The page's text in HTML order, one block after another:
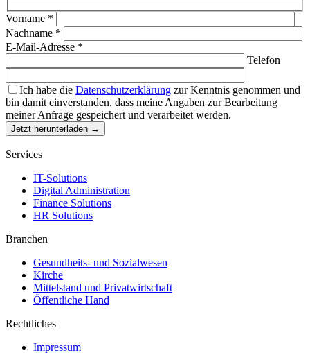
Vorname *
Nachname *
E-Mail-Adresse *
Telefon
Ich habe die Datenschutzerklärung zur Kenntnis genommen und
bin damit einverstanden, dass meine Angaben zur Bearbeitung
meiner Anfrage gespeichert und verarbeitet werden.
Services
IT-Solutions
Digital Administration
Finance Solutions
HR Solutions
Branchen
Gesundheits- und Sozialwesen
Kirche
Mittelstand und Privatwirtschaft
Öffentliche Hand
Rechtliches
Impressum